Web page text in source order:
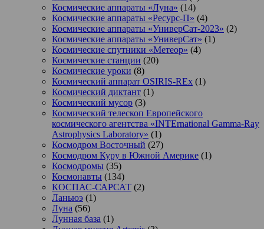
Космические аппараты «Луна» (14)
Космические аппараты «Ресурс-П» (4)
Космические аппараты «УниверСат-2023» (2)
Космические аппараты «УниверСат» (1)
Космические спутники «Метеор» (4)
Космические станции (20)
Космические уроки (8)
Космический аппарат OSIRIS-REx (1)
Космический диктант (1)
Космический мусор (3)
Космический телескоп Европейского
космического агентства «INTErnational Gamma-Ray
Astrophysics Laboratory» (1)
Космодром Восточный (27)
Космодром Куру в Южной Америке (1)
Космодромы (35)
Космонавты (134)
КОСПАС-САРСАТ (2)
Ланьюэ (1)
Луна (56)
Лунная база (1)